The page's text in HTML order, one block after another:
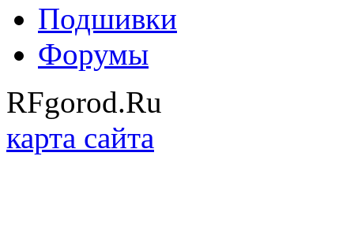
Подшивки
Форумы
RFgorod.Ru
карта сайта